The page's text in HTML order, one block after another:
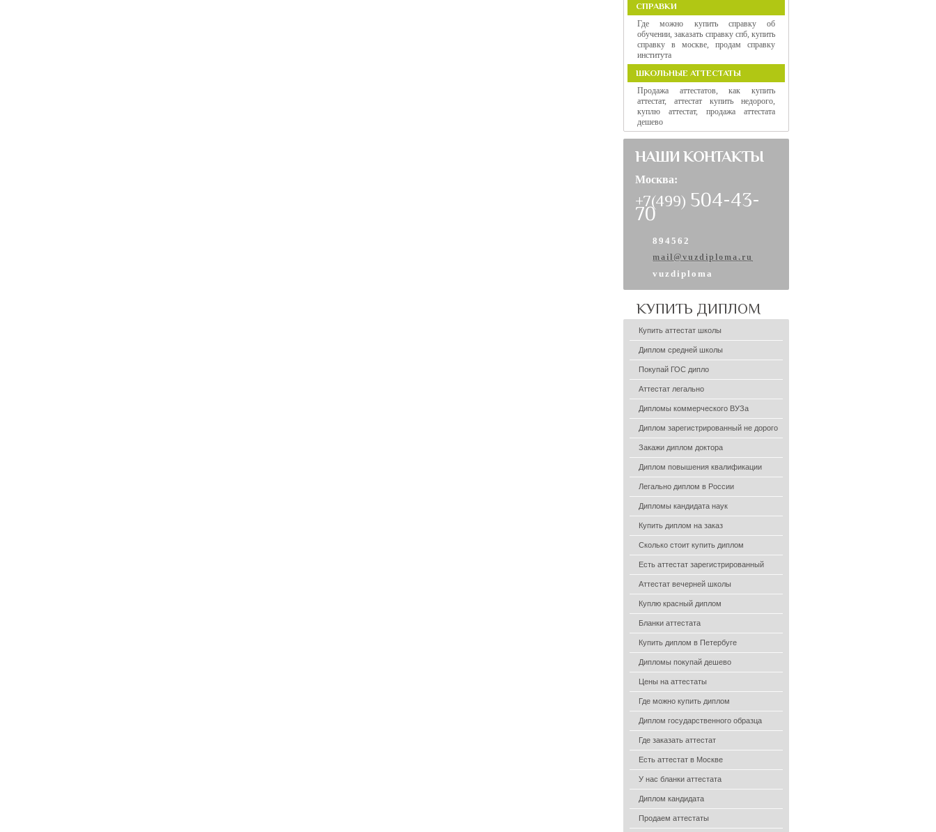
СПРАВКИ
Где можно купить справку об
обучении, заказать справку спб, купить
справку в москве, продам справку
института
ШКОЛЬНЫЕ АТТЕСТАТЫ
Продажа аттестатов, как купить
аттестат, аттестат купить недорого,
куплю аттестат, продажа аттестата
дешево
НАШИ КОНТАКТЫ
Москва:
+7(499) 504-43-
70
894562
mail@vuzdiploma.ru
vuzdiploma
КУПИТЬ ДИПЛОМ
Купить аттестат школы
Диплом средней школы
Покупай ГОС дипло
Аттестат легально
Дипломы коммерческого ВУЗа
Диплом зарегистрированный не дорого
Закажи диплом доктора
Диплом повышения квалификации
Легально диплом в России
Дипломы кандидата наук
Купить диплом на заказ
Сколько стоит купить диплом
Есть аттестат зарегистрированный
Аттестат вечерней школы
Куплю красный диплом
Бланки аттестата
Купить диплом в Петербуге
Дипломы покупай дешево
Цены на аттестаты
Где можно купить диплом
Диплом государственного образца
Где заказать аттестат
Есть аттестат в Москве
У нас бланки аттестата
Диплом кандидата
Продаем аттестаты